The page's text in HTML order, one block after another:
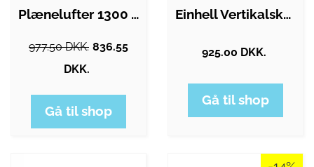
Plænelufter 1300 watt - 320 mm
977.50 DKK. 836.55
DKK.
Gå til shop
Einhell Vertikalskærer GC-SA 1231/1…
925.00 DKK.
Gå til shop